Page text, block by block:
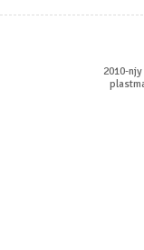
2010-